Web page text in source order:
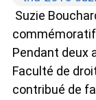
Suzie
Pendant deux
Faculté de
contribué de